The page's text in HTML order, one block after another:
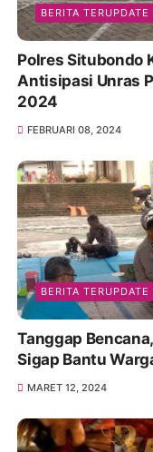
BERITA
Polres Situbondo
Antisipasi Unras
2024
FEBRUARI 08, 2024
BERITA
Tanggap
Sigap Bantu
MARET 12, 2024